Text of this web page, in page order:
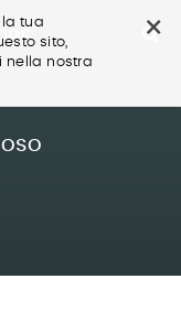
×
la tua
sito,
nella nostra